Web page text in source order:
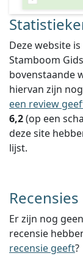
Deze website
Stamboom
bovenstaande
hiervan zijn
een review
6,2(op een
deze site
lijst.
Recensies
Er zijn nog
recensie
recensie geeft?